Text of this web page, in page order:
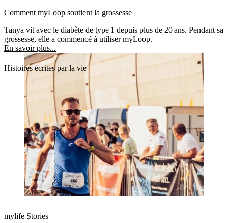
Comment myLoop soutient la grossesse
Tanya vit avec le diabète de type 1 depuis plus de 20 ans. Pendant sa
grossesse, elle a commencé à utiliser myLoop.
En savoir plus...
Histoires écrites par la vie
mylife Stories